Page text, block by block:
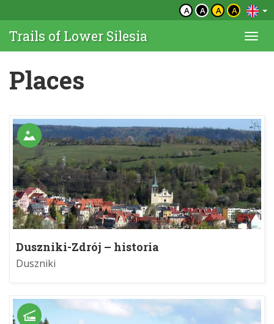
A A A A
Trails of Lower Silesia
Places
Duszniki-Zdrój – historia
Duszniki